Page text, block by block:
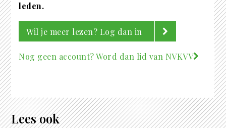
leden.
Wil je meer lezen? Log dan in
Nog geen account? Word dan lid van NVKVV
Lees ook